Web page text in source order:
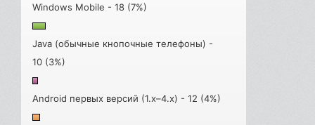
Windows Mobile - 18 (7%)
Java (обычные кнопочные телефоны) -
10 (3%)
Android первых версий (1.x–4.x) - 12 (4%)